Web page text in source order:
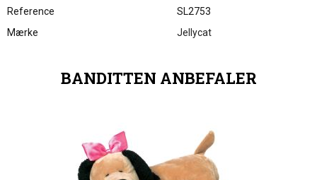
Reference
SL2753
Mærke
Jellycat
BANDITTEN ANBEFALER